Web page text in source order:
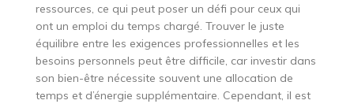
ressources, ce qui peut poser un défi pour ceux qui
ont un emploi du temps chargé. Trouver le juste
équilibre entre les exigences professionnelles et les
besoins personnels peut être difficile, car investir dans
son bien-être nécessite souvent une allocation de
temps et d’énergie supplémentaire. Cependant, il est